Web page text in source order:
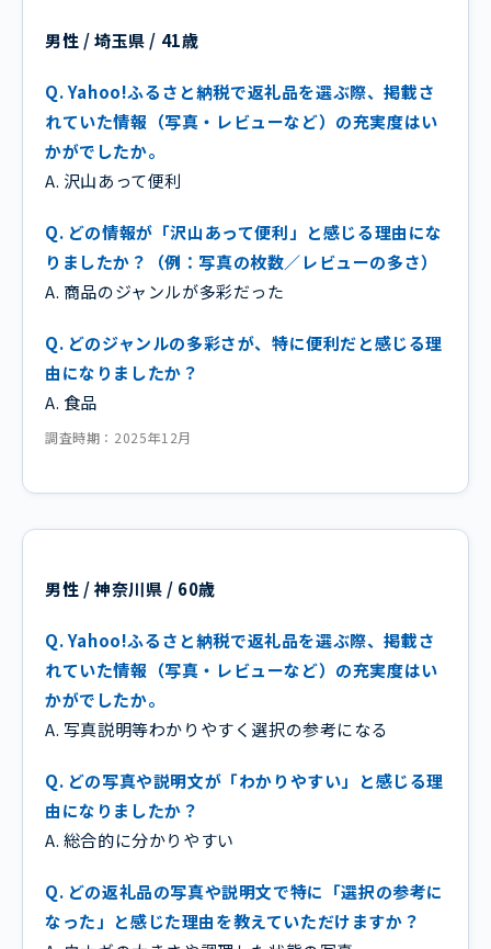
男性 / 埼玉県 / 41歳
Q. Yahoo!ふるさと納税で返礼品を選ぶ際、掲載さ
れていた情報（写真・レビューなど）の充実度はい
かがでしたか。
A. 沢山あって便利
Q. どの情報が「沢山あって便利」と感じる理由にな
りましたか？（例：写真の枚数／レビューの多さ）
A. 商品のジャンルが多彩だった
Q. どのジャンルの多彩さが、特に便利だと感じる理
由になりましたか？
A. 食品
調査時期：2025年12月
男性 / 神奈川県 / 60歳
Q. Yahoo!ふるさと納税で返礼品を選ぶ際、掲載さ
れていた情報（写真・レビューなど）の充実度はい
かがでしたか。
A. 写真説明等わかりやすく選択の参考になる
Q. どの写真や説明文が「わかりやすい」と感じる理
由になりましたか？
A. 総合的に分かりやすい
Q. どの返礼品の写真や説明文で特に「選択の参考に
なった」と感じた理由を教えていただけますか？